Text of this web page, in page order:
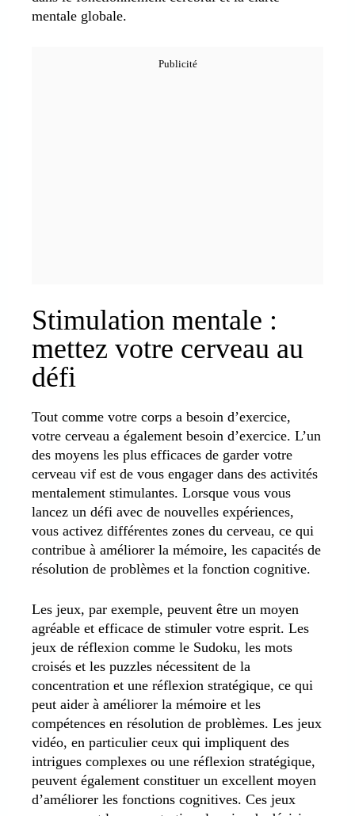
mentale globale.
Stimulation mentale :
mettez votre cerveau au
défi
Tout comme votre corps a besoin d’exercice,
votre cerveau a également besoin d’exercice. L’un
des moyens les plus efficaces de garder votre
cerveau vif est de vous engager dans des activités
mentalement stimulantes. Lorsque vous vous
lancez un défi avec de nouvelles expériences,
vous activez différentes zones du cerveau, ce qui
contribue à améliorer la mémoire, les capacités de
résolution de problèmes et la fonction cognitive.
Les jeux, par exemple, peuvent être un moyen
agréable et efficace de stimuler votre esprit. Les
jeux de réflexion comme le Sudoku, les mots
croisés et les puzzles nécessitent de la
concentration et une réflexion stratégique, ce qui
peut aider à améliorer la mémoire et les
compétences en résolution de problèmes. Les jeux
vidéo, en particulier ceux qui impliquent des
intrigues complexes ou une réflexion stratégique,
peuvent également constituer un excellent moyen
d’améliorer les fonctions cognitives. Ces jeux